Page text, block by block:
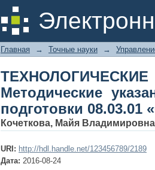
ТЕХНОЛОГИЧЕСКИЕ
к экзамену для
Главная → Точные науки →
Методические
подготовки 08.03.01
Кочеткова, Майя Владимировна
URI: http://hdl.handle.net/123456789/2189
Дата: 2016-08-24